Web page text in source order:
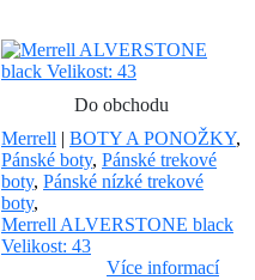
Do obchodu
Merrell | BOTY A PONOŽKY,
Pánské boty, Pánské trekové
boty, Pánské nízké trekové
boty,
Merrell ALVERSTONE black
Velikost: 43
Více informací